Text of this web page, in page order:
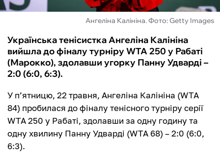
Ангеліна Калініна. Фото: Getty Images
Українська тенісистка Ангеліна Калініна
вийшла до фіналу турніру WTA 250 у Рабаті
(Марокко), здолавши угорку Панну Удварді –
2:0 (6:0, 6:3).
У п’ятницю, 22 травня, Ангеліна Калініна (WTA
84) пробилася до фіналу тенісного турніру серії
WTA 250 у Рабаті, здолавши за одну годину та
одну хвилину Панну Удварді (WTA 68) – 2:0 (6:0,
6:3).